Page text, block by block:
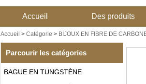
Accueil Des produits
Accueil > Catégorie > BIJOUX EN FIBRE DE
Parcourir les catégories
BAGUE EN TUNGSTÈNE